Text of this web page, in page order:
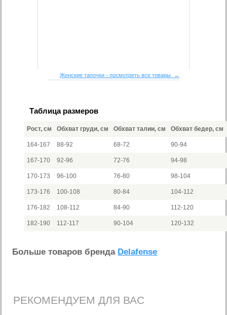
Женские тапочки - посмотреть все товары →
Таблица размеров
Рост, см Обхват груди, см Обхват талии, см Обхват бедер, см
164-167 88-92 68-72 90-94
167-170 92-96 72-76 94-98
170-173 96-100 76-80 98-104
173-176 100-108 80-84 104-112
176-182 108-112 84-90 112-120
182-190 112-117 90-104 120-132
Больше товаров бренда Delafense
РЕКОМЕНДУЕМ ДЛЯ ВАС